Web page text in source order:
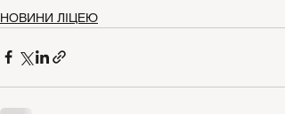
НОВИНИ ЛІЦЕЮ